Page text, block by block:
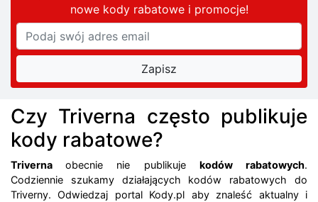
nowe kody rabatowei promocje!
Czy Triverna często publikuje
kody rabatowe?
Trivernaobecnie nie publikuje kodów rabatowych.
Codziennie szukamy działających kodów rabatowych do
Triverny. Odwiedzaj portal Kody.pl aby znaleść aktualny i